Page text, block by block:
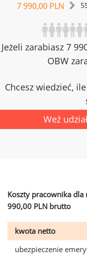
7 990,00 PLN
Jeżeli zarabiasz 7
OBW
Chcesz wiedzieć,
Weź
Koszty pracownika dla
990,00 PLN brutto
kwota netto
ubezpieczenie